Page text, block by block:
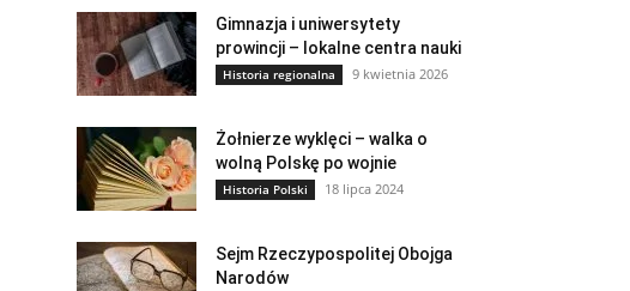
Gimnazja i uniwersytety
prowincji – lokalne centra nauki
Historia regionalna 9 kwietnia 2026
Żołnierze wyklęci – walka o
wolną Polskę po wojnie
Historia Polski 18 lipca 2024
Sejm Rzeczypospolitej Obojga
Narodów